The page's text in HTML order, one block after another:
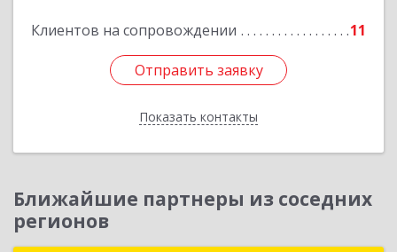
Клиентов на сопровождении 11
Отправить заявку
Показать контакты
Подробнее
Отправить заявку
Назад
Ближайшие партнеры из соседних
регионов